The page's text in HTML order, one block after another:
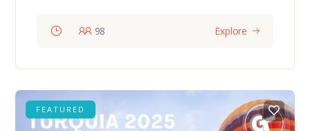
98 Explore
FEATURED